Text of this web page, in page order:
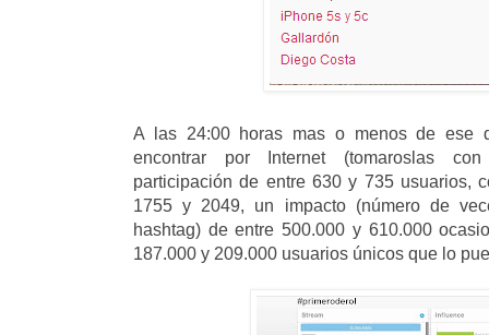
A las 24:00 horas mas o menos de ese
encontrar por Internet (tomaroslas
participación de entre 630 y 735 usuarios,
1755 y 2049, un impacto (número de
hashtag) de entre 500.000 y 610.000
187.000 y 209.000 usuarios únicos que lo